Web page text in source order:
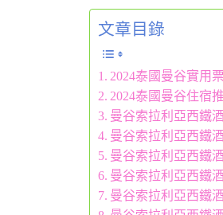
文章目錄
2024泰國曼谷實用
2024泰國曼谷住宿
曼谷索拉利亞西鐵
曼谷索拉利亞西鐵
曼谷索拉利亞西鐵
曼谷索拉利亞西鐵
曼谷索拉利亞西鐵